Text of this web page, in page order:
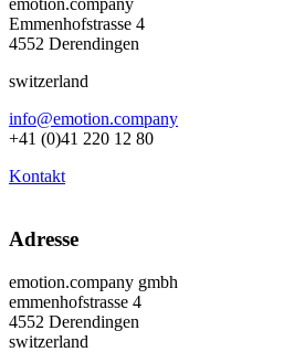
emotion.company
Emmenhofstrasse 4
4552 Derendingen
switzerland
info@emotion.company
+41 (0)41 220 12 80
Kontakt
Adresse
emotion.company gmbh
emmenhofstrasse 4
4552 Derendingen
switzerland